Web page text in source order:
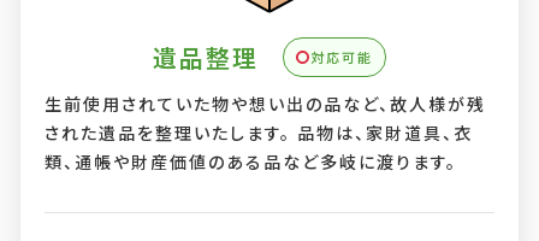
遺品整理 対応可能
生前使用されていた物や想い出の品など、故人様が残
された遺品を整理いたします。 品物は、家財道具、衣
類、通帳や財産価値のある品など多岐に渡ります。